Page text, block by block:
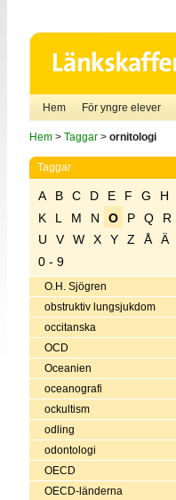
Hem För yngre elever
Hem> Taggar> ornitologi
Taggar
A B C D E F G H
K
L M N O P Q R
U
V W X Y Z Å Ä
0 - 9
O.H. Sjögren
obstruktiv lungsjukdom
occitanska
OCD
Oceanien
oceanografi
ockultism
odling
odontologi
OECD
OECD-länderna